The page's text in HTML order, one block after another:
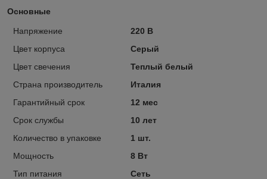
Основные
Напряжение
220 В
Цвет корпуса
Серый
Цвет свечения
Теплый белый
Страна производитель
Италия
Гарантийный срок
12 мес
Срок службы
10 лет
Количество в упаковке
1 шт.
Мощность
8 Вт
Тип питания
Сеть